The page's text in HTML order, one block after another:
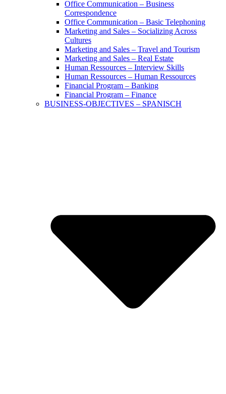
Office Communication – Business
Correspondence
Office Communication – Basic Telephoning
Marketing and Sales – Socializing Across
Cultures
Marketing and Sales – Travel and Tourism
Marketing and Sales – Real Estate
Human Ressources – Interview Skills
Human Ressources – Human Ressources
Financial Program – Banking
Financial Program – Finance
BUSINESS-OBJECTIVES – SPANISCH